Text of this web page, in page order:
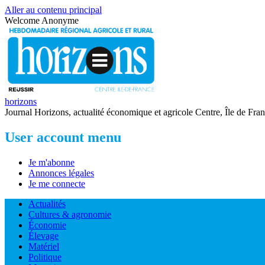
Aller au contenu principal
Welcome Anonyme
horizons
Journal Horizons, actualité économique et agricole Centre, Île de
User account menu
Je m'abonne
Annonces légales
Je me connecte
Actualités
Cultures & agronomie
Économie
Élevage
Matériel
Politique